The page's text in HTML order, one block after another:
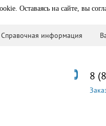
Оставаясь на сайте, вы
Справочная информация
8